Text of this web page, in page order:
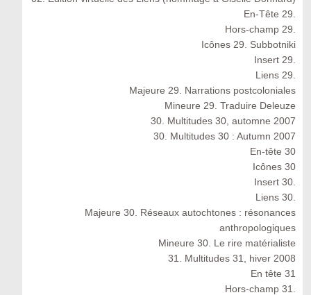
En-Tête 29.
Hors-champ 29.
Icônes 29. Subbotniki
Insert 29.
Liens 29.
Majeure 29. Narrations postcoloniales
Mineure 29. Traduire Deleuze
30. Multitudes 30, automne 2007
30. Multitudes 30 : Autumn 2007
En-tête 30
Icônes 30
Insert 30.
Liens 30.
Majeure 30. Réseaux autochtones : résonances
anthropologiques
Mineure 30. Le rire matérialiste
31. Multitudes 31, hiver 2008
En tête 31
Hors-champ 31.